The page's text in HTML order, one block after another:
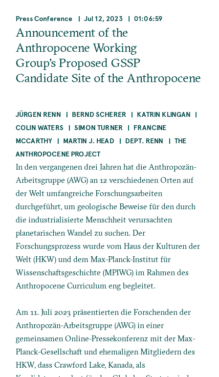
Press Conference Jul 12, 2023 01:06:59
Announcement of the
Anthropocene Working
Group's Proposed GSSP
Candidate Site of the Anthropocene
JÜRGEN RENN BERND SCHERER
KATRIN KLINGAN
COLIN WATERS
SIMON TURNER
FRANCINE
MCCARTHY
MARTIN J. HEAD DEPT. RENN
THE
ANTHROPOCENE PROJECT
In den vergangenen drei Jahren hat die Anthropozän-
Arbeitsgruppe (AWG) an 12 verschiedenen Orten auf
der Welt umfangreiche Forschungsarbeiten
durchgeführt, um geologische Beweise für den durch
die industrialisierte Menschheit verursachten
planetarischen Wandel zu suchen. Der
Forschungsprozess wurde vom Haus der Kulturen der
Welt (HKW) und dem Max-Planck-Institut für
Wissenschaftsgeschichte (MPIWG) im Rahmen des
Anthropocene Curriculum eng begleitet.
Am 11. Juli 2023 präsentierten die Forschenden der
Anthropozän-Arbeitsgruppe (AWG) in einer
gemeinsamen Online-Pressekonferenz mit der Max-
Planck-Gesellschaft und ehemaligen Mitgliedern des
HKW, dass Crawford Lake, Kanada, als